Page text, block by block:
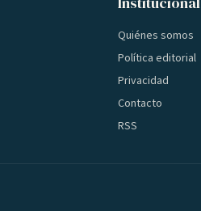
Quiénes somos
Política editorial
Privacidad
Contacto
RSS